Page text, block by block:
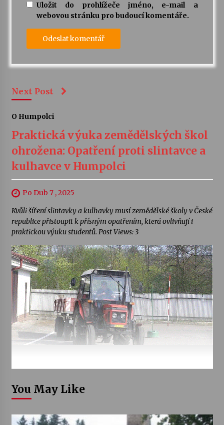
Uložit do prohlížeče jméno, e-mail a
webovou stránku pro budoucí komentáře.
Next Post
O Humpolci
Praktická výuka zemědělských škol
ohrožena: Opatření proti slintavce a
kulhavce v Humpolci
Po Dub 7 , 2025
Kvůli šíření slintavky a kulhavky musí zemědělské školy v České
republice přistoupit k přísným opatřením, která ovlivňují i
praktickou výuku studentů. Post Views: 3
You May Like